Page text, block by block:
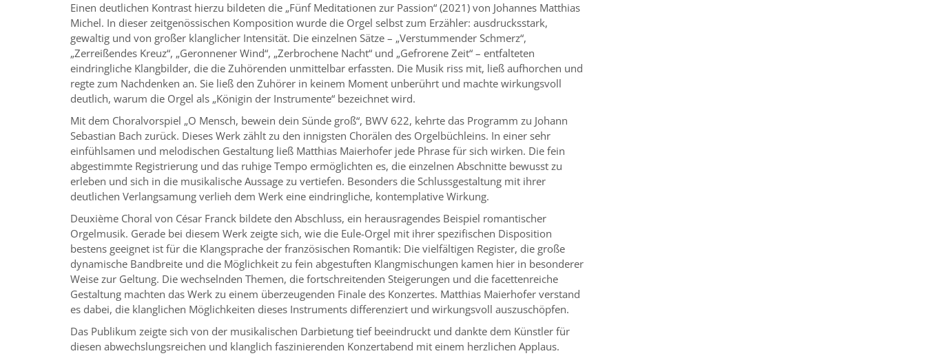
Einen deutlichen Kontrast hierzu bildeten die „Fünf Meditationen zur Passion“ (2021) von Johannes Matthias
Michel. In dieser zeitgenössischen Komposition wurde die Orgel selbst zum Erzähler: ausdrucksstark,
gewaltig und von großer klanglicher Intensität. Die einzelnen Sätze – „Verstummender Schmerz“,
„Zerreißendes Kreuz“, „Geronnener Wind“, „Zerbrochene Nacht“ und „Gefrorene Zeit“ – entfalteten
eindringliche Klangbilder, die die Zuhörenden unmittelbar erfassten. Die Musik riss mit, ließ aufhorchen und
regte zum Nachdenken an. Sie ließ den Zuhörer in keinem Moment unberührt und machte wirkungsvoll
deutlich, warum die Orgel als „Königin der Instrumente“ bezeichnet wird.
Mit dem Choralvorspiel „O Mensch, bewein dein Sünde groß“, BWV 622, kehrte das Programm zu Johann
Sebastian Bach zurück. Dieses Werk zählt zu den innigsten Chorälen des Orgelbüchleins. In einer sehr
einfühlsamen und melodischen Gestaltung ließ Matthias Maierhofer jede Phrase für sich wirken. Die fein
abgestimmte Registrierung und das ruhige Tempo ermöglichten es, die einzelnen Abschnitte bewusst zu
erleben und sich in die musikalische Aussage zu vertiefen. Besonders die Schlussgestaltung mit ihrer
deutlichen Verlangsamung verlieh dem Werk eine eindringliche, kontemplative Wirkung.
Deuxième Choral von César Franck bildete den Abschluss, ein herausragendes Beispiel romantischer
Orgelmusik. Gerade bei diesem Werk zeigte sich, wie die Eule-Orgel mit ihrer spezifischen Disposition
bestens geeignet ist für die Klangsprache der französischen Romantik: Die vielfältigen Register, die große
dynamische Bandbreite und die Möglichkeit zu fein abgestuften Klangmischungen kamen hier in besonderer
Weise zur Geltung. Die wechselnden Themen, die fortschreitenden Steigerungen und die facettenreiche
Gestaltung machten das Werk zu einem überzeugenden Finale des Konzertes. Matthias Maierhofer verstand
es dabei, die klanglichen Möglichkeiten dieses Instruments differenziert und wirkungsvoll auszuschöpfen.
Das Publikum zeigte sich von der musikalischen Darbietung tief beeindruckt und dankte dem Künstler für
diesen abwechslungsreichen und klanglich faszinierenden Konzertabend mit einem herzlichen Applaus.